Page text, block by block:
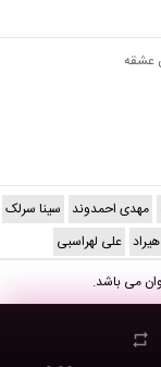
عشقه
مهدی احمدوند سینا سرلک
علی لهراسبی
می باشد.